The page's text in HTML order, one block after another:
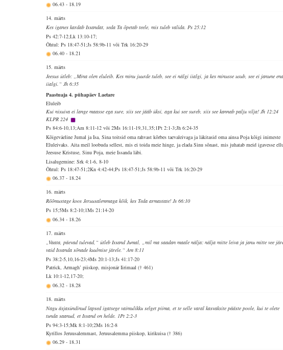
06.43- 18.19
14. märts
Kes iganes kardab Issandat, seda Ta õpetab teele, mis tuleb valida. Ps 25:12
Ps 42:7-12;Lk 13:10-17;
Õhtul: Ps 18:47-51;Js 58:9b-11 või Trk 16:20-29
06.40- 18.21
15. märts
Jeesus ütleb: „Mina olen eluleib. Kes minu juurde tuleb, see ei nälgi iialgi, ja kes minusse usub, see ei janune
iialgi.“ Jh 6:35
Paastuaja 4. pühapäev Laetare
Eluleib
Kui nisuiva ei lange maasse ega sure, siis see jääb üksi, aga kui see sureb, siis see kannab palju vilja! Jh 12:24
KLPR 224
Ps 84:6-10,13;Am 8:11-12 või 2Ms 16:11-19,31,35;1Pt 2:1-3;Jh 6:24-35
Kõigeväeline Jumal ja Isa, Sina toitsid oma rahvast kõrbes taevaleivaga ja läkitasid oma ainsa Poja kõigi inimeste
Eluleivaks. Aita meil loobuda sellest, mis ei toida meie hinge, ja elada Sinu sõnast, mis juhatab meid igavesse
Jeesuse Kristuse, Sinu Poja, meie Issanda läbi.
Lisalugemine: Srk 4:1-6, 8-10
Õhtul: Ps 18:47-51;2Kn 4:42-44;Ps 18:47-51;Js 58:9b-11 või Trk 16:20-29
06.37- 18.24
16. märts
Rõõmustage koos Jeruusalemmaga kõik, kes Teda armastate! Js 66:10
Ps 15;5Ms 8:2-10;1Ms 21:14-20
06.34- 18.26
17. märts
„Vaata, päevad tulevad,“ ütleb Issand Jumal, „mil ma saadan maale nälja: nälja mitte leiva ja janu mitte vee
vaid Issanda sõnade kuulmise järele.“ Am 8:11
Ps 38:2-5,10,16-23;4Ms 20:1-13;Js 41:17-20
Patrick, Armagh’ piiskop, misjonär Iirimaal († 461)
Lk 10:1-12,17-20;
06.32- 18.28
18. märts
Nagu äsjasündinud lapsed igatsege vaimulikku selget piima, et te selle varal kasvaksite pääste poole, kui te olete
tunda saanud, et Issand on helde. 1Pt 2:2-3
Ps 94:3-15;Mk 8:1-10;2Ms 16:2-8
Kyrillos Jeruusalemmast, Jeruusalemma piiskop, kirikuisa († 386)
06.29- 18.31